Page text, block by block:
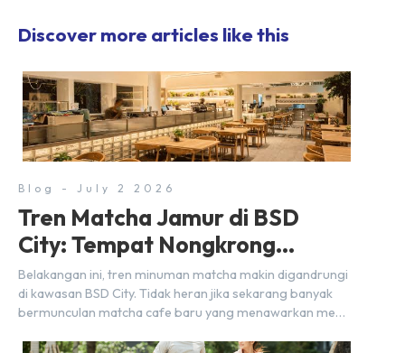
Discover more articles like this
Blog - July 2 2026
Tren Matcha Jamur di BSD
City: Tempat Nongkrong
Estetik Dekat Hunian
Belakangan ini, tren minuman matcha makin digandrungi
di kawasan BSD City. Tidak heran jika sekarang banyak
bermunculan matcha cafe baru yang menawarkan menu